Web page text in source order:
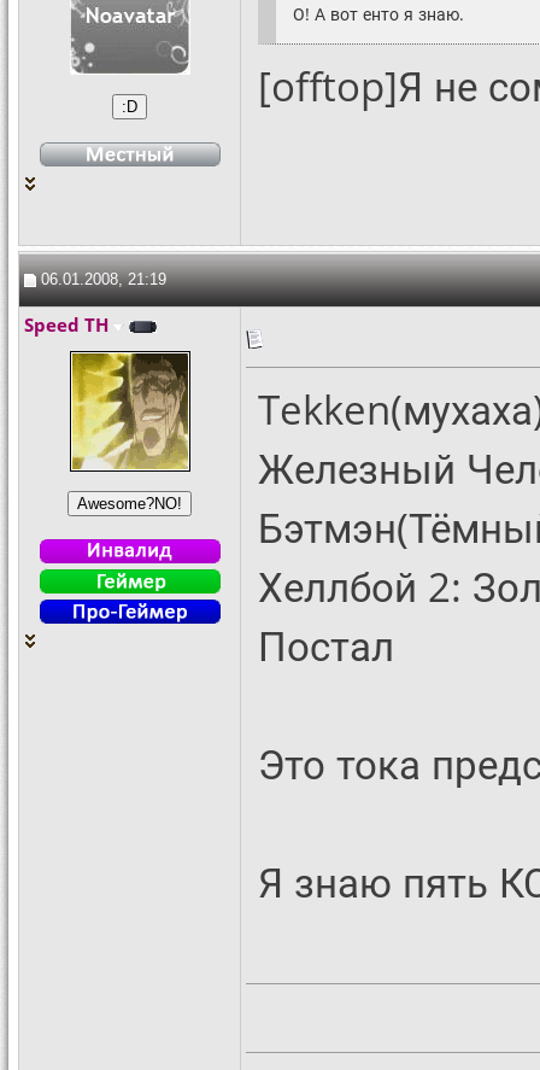
О! А вот енто я знаю.
[offtop]Я не
06.01.2008, 21:19
Speed TH
Железный
Хеллбой 2:
Постал
Это тока
Я знаю пять